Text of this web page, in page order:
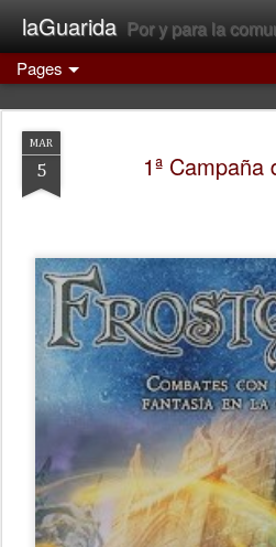
laGuarida Por y para la
Pages
MAR
5 1ª Campaña